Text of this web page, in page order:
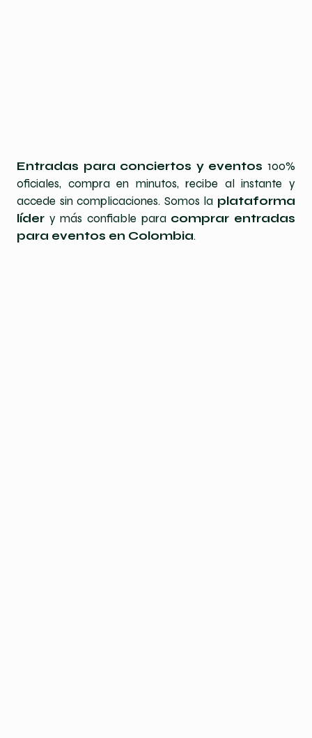
Entradas para conciertos y eventos 100%
oficiales, compra en minutos, recibe al instante y
accede sin complicaciones. Somos la plataforma
líder y más confiable para comprar entradas
para eventos en Colombia.